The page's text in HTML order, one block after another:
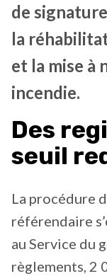
de
la
et la mise à
incendie.
Des
seuil
La procédure
référendaire
au Service du
règlements, 2